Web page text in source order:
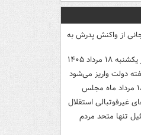
از واکنش پدرش به
۱۴۰۵
دولت واریز می‌شود
غیرفوتبالی استقلال
تنها متحد مردم